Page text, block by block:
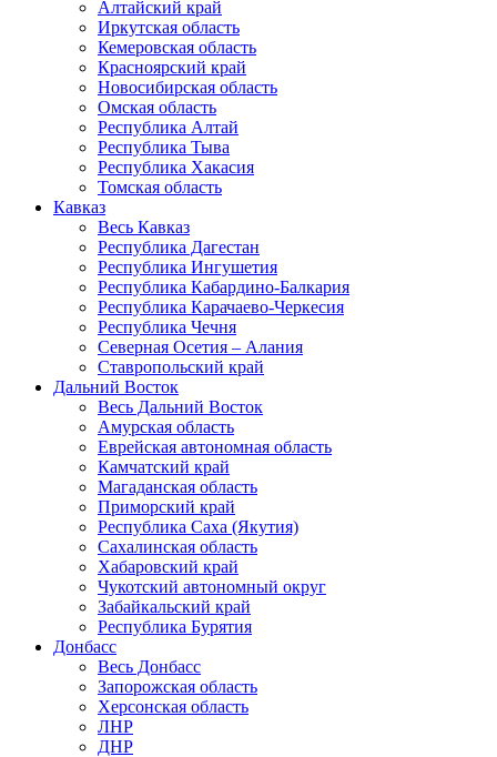
Алтайский край
Иркутская область
Кемеровская область
Красноярский край
Новосибирская область
Омская область
Республика Алтай
Республика Тыва
Республика Хакасия
Томская область
Кавказ
Весь Кавказ
Республика Дагестан
Республика Ингушетия
Республика Кабардино-Балкария
Республика Карачаево-Черкесия
Республика Чечня
Северная Осетия – Алания
Ставропольский край
Дальний Восток
Весь Дальний Восток
Амурская область
Еврейская автономная область
Камчатский край
Магаданская область
Приморский край
Республика Саха (Якутия)
Сахалинская область
Хабаровский край
Чукотский автономный округ
Забайкальский край
Республика Бурятия
Донбасс
Весь Донбасс
Запорожская область
Херсонская область
ЛНР
ДНР